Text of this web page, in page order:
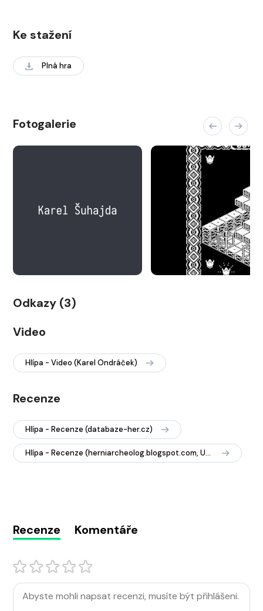
Ke stažení
Plná hra
Fotogalerie
Odkazy (3)
Video
Hlípa - Video (Karel Ondráček)
Recenze
Hlípa - Recenze (databaze-her.cz)
Hlípa - Recenze (herniarcheolog.blogspot.com, UgraUgra)
Recenze Komentáře